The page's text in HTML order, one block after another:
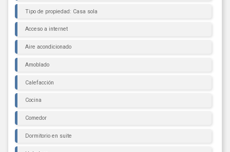
Tipo de propiedad: Casa sola
Acceso a internet
Aire acondicionado
Amoblado
Calefacción
Cocina
Comedor
Dormitorio en suite